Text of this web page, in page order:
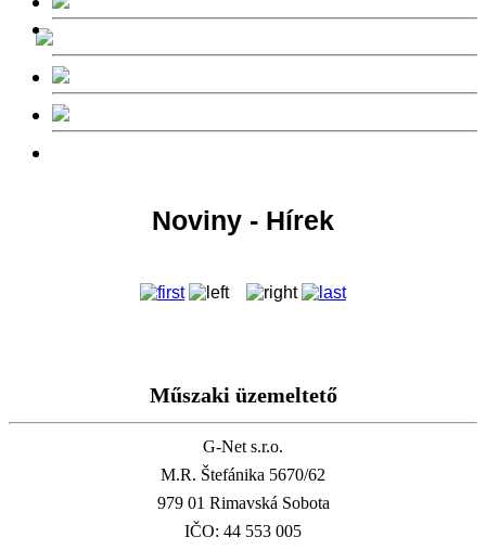
Noviny - Hírek
Műszaki üzemeltető
G-Net s.r.o.
M.R. Štefánika 5670/62
979 01 Rimavská Sobota
IČO: 44 553 005